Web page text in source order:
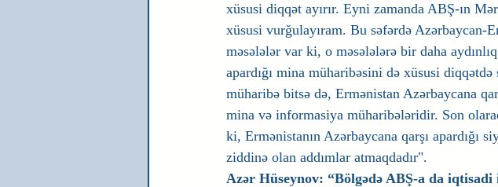
xüsusi diqqət ayırır. Eyni zamanda ABŞ-ın
xüsusi vurğulayıram. Bu səfərdə Azərbaycan-
məsələlər var ki, o məsələlərə bir daha
apardığı mina müharibəsini də xüsusi
müharibə bitsə də, Ermənistan Azərbaycana
mina və informasiya müharibələridir. Son
ki, Ermənistanın Azərbaycana qarşı apardığı
ziddinə olan addımlar atmaqdadır".
Azər Hüseynov: “Bölgədə ABŞ-a da